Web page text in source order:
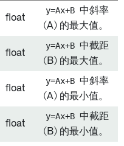
float
y=Ax+B 中斜率
(A) 的最大值。
float
y=Ax+B 中截距
(B) 的最大值。
float
y=Ax+B 中斜率
(A) 的最小值。
float
y=Ax+B 中截距
(B) 的最小值。